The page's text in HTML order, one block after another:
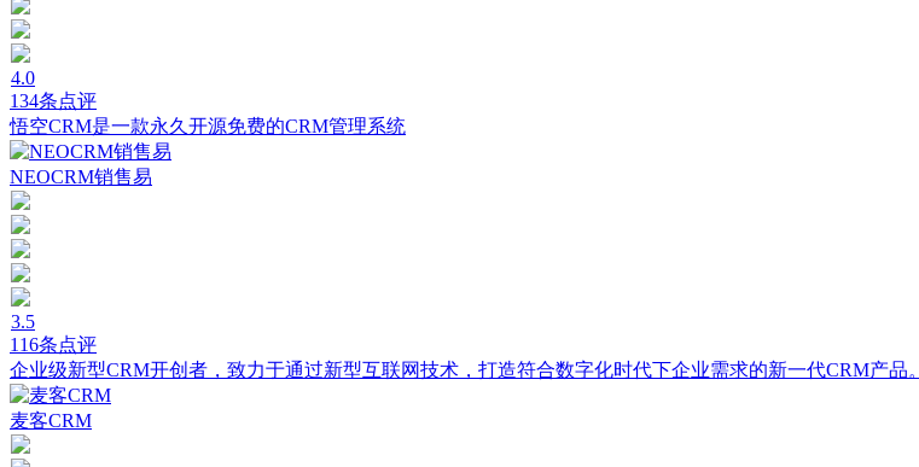
4.0
134条点评
悟空CRM是一款永久开源免费的CRM管理系统
NEOCRM销售易
3.5
116条点评
企业级新型CRM开创者，致力于通过新型互联网技术，打造符合数字化时代下企业需求的新一代CRM产品。
麦客CRM